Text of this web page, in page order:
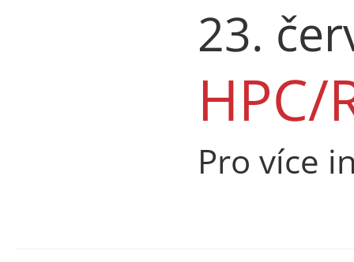
23.
HPC/
Pro více